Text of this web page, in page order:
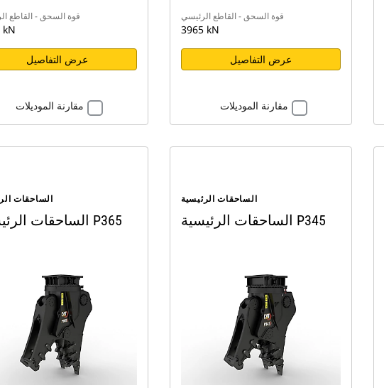
قوة السحق - القاطع
kN
عرض التفاصيل
مقارنة الموديلات
قوة السحق - القاطع الرئيسي
3965 kN
عرض التفاصيل
مقارنة الموديلات
الساحقات
الساحقات الرئيسية P365
الساحقات الرئيسية
الساحقات الرئيسية P345